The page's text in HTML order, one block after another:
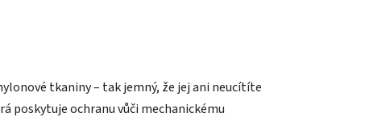
tkaniny – tak jemný, že jej ani neucítíte
poskytuje ochranu vůči mechanickému